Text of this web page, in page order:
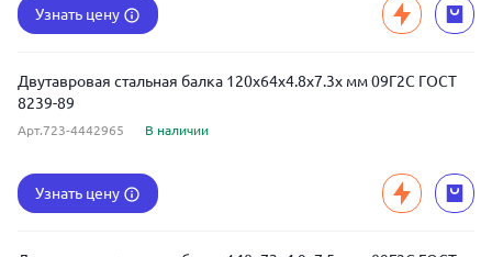
Узнать цену
Двутавровая стальная балка 120x64x4.8x7.3x мм 09Г2С ГОСТ
8239-89
Арт.723-4442965 В наличии
Узнать цену